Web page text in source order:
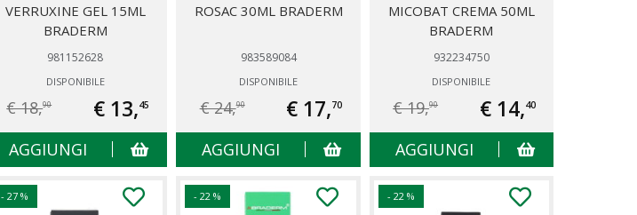
VERRUXINE GEL 15ML
BRADERM
981152628
DISPONIBILE
€ 18,90 € 13,45
AGGIUNGI
ROSAC 30ML BRADERM
983589084
DISPONIBILE
€ 24,90 € 17,70
AGGIUNGI
MICOBAT CREMA 50ML
BRADERM
932234750
DISPONIBILE
€ 19,90 € 14,40
AGGIUNGI
- 27 % - 22 % - 22 %